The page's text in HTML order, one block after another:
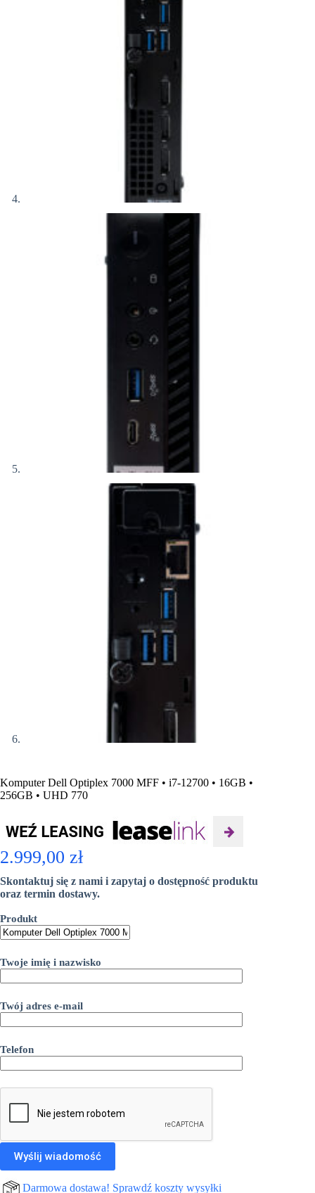
Komputer Dell Optiplex 7000 MFF • i7-12700 • 16GB •
256GB • UHD 770
2.999,00 zł
Skontaktuj się z nami i zapytaj o dostępność produktu
oraz termin dostawy.
Produkt
Twoje imię i nazwisko
Twój adres e-mail
Telefon
Darmowa dostawa! Sprawdź koszty wysyłki